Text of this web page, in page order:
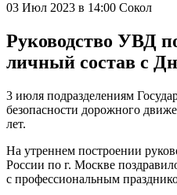
03 Июл 2023 в 14:00 Сокол
Руководство УВД
личный состав с
3 июля подразделениям
безопасности дорожного
лет.
На утреннем построении
России по г. Москве
с профессиональным